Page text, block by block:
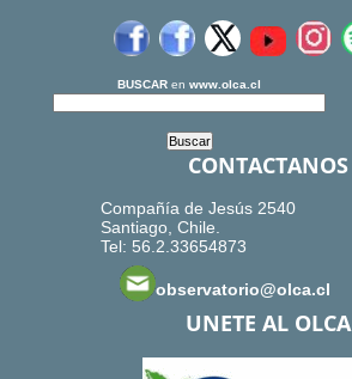
BUSCAR en www.olca.cl
CONTACTANOS
Compañía de Jesús 2540
Santiago, Chile.
Tel: 56.2.33654873
observatorio@olca.cl
UNETE AL OLCA